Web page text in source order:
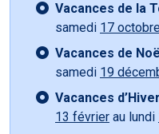
Vacances de la
samedi 17 octobre
Vacances de
samedi 19
Vacances
13 février au lundi